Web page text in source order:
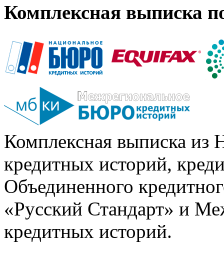
Комплексная выписка
Комплексная выписка из
кредитных историй,
Объединенного
«Русский Стандарт» и
кредитных историй.